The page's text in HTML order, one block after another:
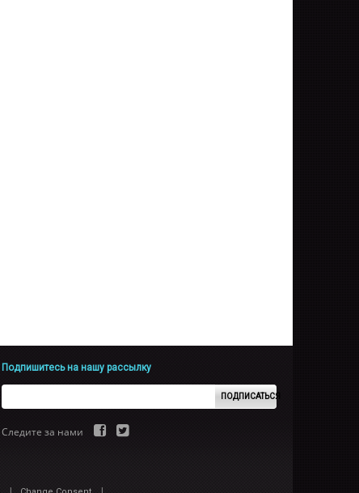
Подпишитесь на нашу рассылку
ПОДПИСАТЬСЯ
Следите за нами